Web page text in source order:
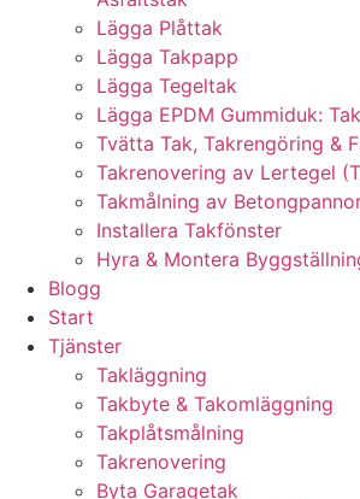
Lägga Plåttak
Lägga Takpapp
Lägga Tegeltak
Lägga EPDM Gummiduk:
Tvätta Tak, Takrengöring &
Takrenovering av Lertegel
Takmålning av
Installera Takfönster
Hyra & Montera
Blogg
Start
Tjänster
Takläggning
Takbyte & Takomläggning
Takplåtsmålning
Takrenovering
Byta Garagetak